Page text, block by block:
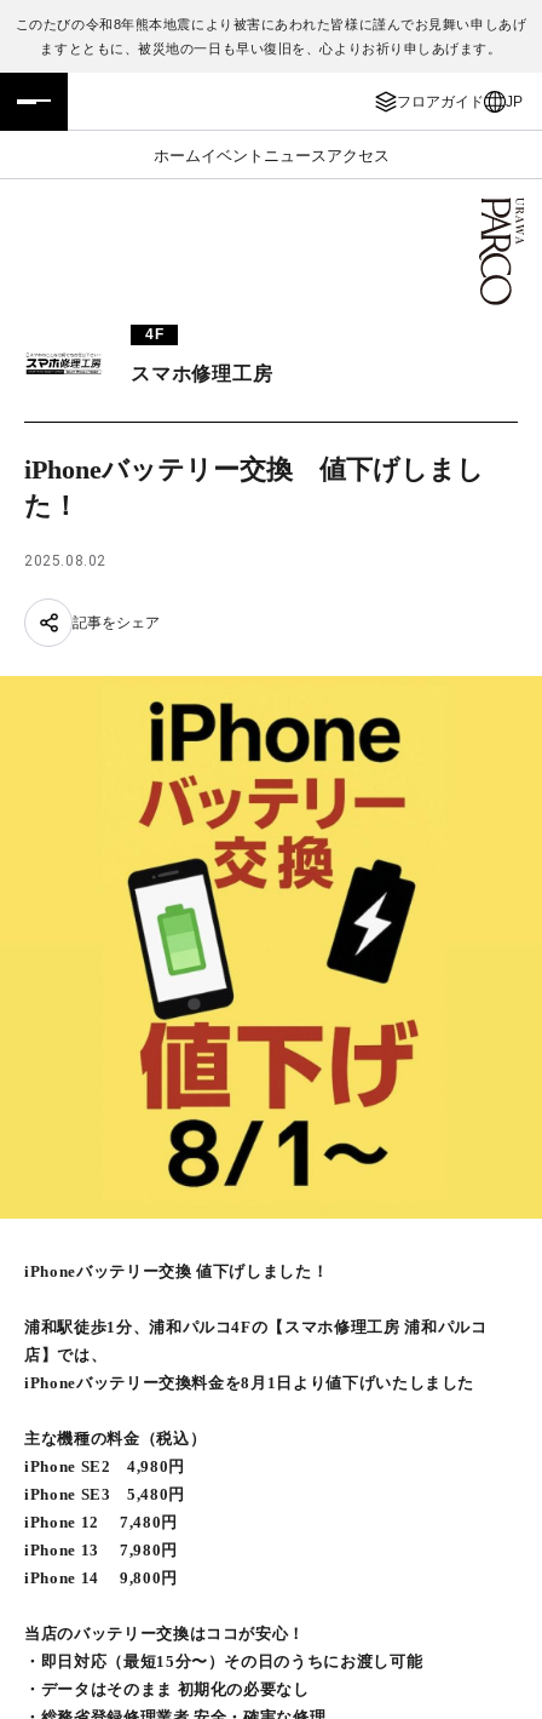
このたびの令和8年熊本地震により被害にあわれた皆様に謹んでお見舞い申しあげ
ますとともに、被災地の一日も早い復旧を、心よりお祈り申しあげます。
フロアガイド JP
ホームイベント ニュース アクセス
フロアガイド
施設案内・アクセス
TAX FREE
JP
ENGLISH
繁体字
日本語
4F
スマホ修理工房
iPhoneバッテリー交換 値下げしまし
た！
2025.08.02
記事をシェア
iPhoneバッテリー交換 値下げしました！
浦和駅徒歩1分、浦和パルコ4Fの【スマホ修理工房 浦和パルコ
店】では、
iPhoneバッテリー交換料金を8月1日より値下げいたしました
主な機種の料金（税込）
iPhone SE2 4,980円
iPhone SE3 5,480円
iPhone 12 7,480円
iPhone 13 7,980円
iPhone 14 9,800円
当店のバッテリー交換はココが安心！
・即日対応（最短15分〜）その日のうちにお渡し可能
・データはそのまま 初期化の必要なし